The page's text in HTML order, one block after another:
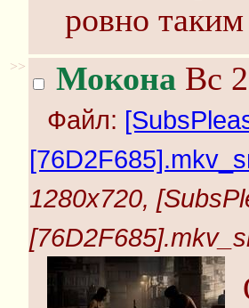
ровно
>> Мокона Вс
Файл:
1280x720,